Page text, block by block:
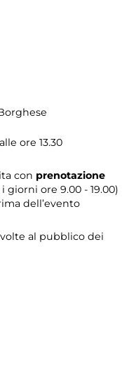
ore 13.30
con prenotazione
ore 9.00 - 19.00)
dell’evento
al pubblico dei